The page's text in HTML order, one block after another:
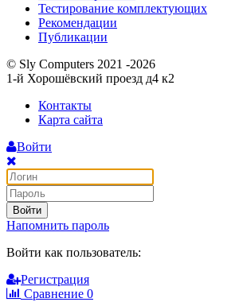
Тестирование комплектующих
Рекомендации
Публикации
© Sly Computers 2021 -2026
1-й Хорошёвский проезд д4 к2
Контакты
Карта сайта
Войти
Войти
Напомнить пароль
Войти как пользователь:
Регистрация
Сравнение 0